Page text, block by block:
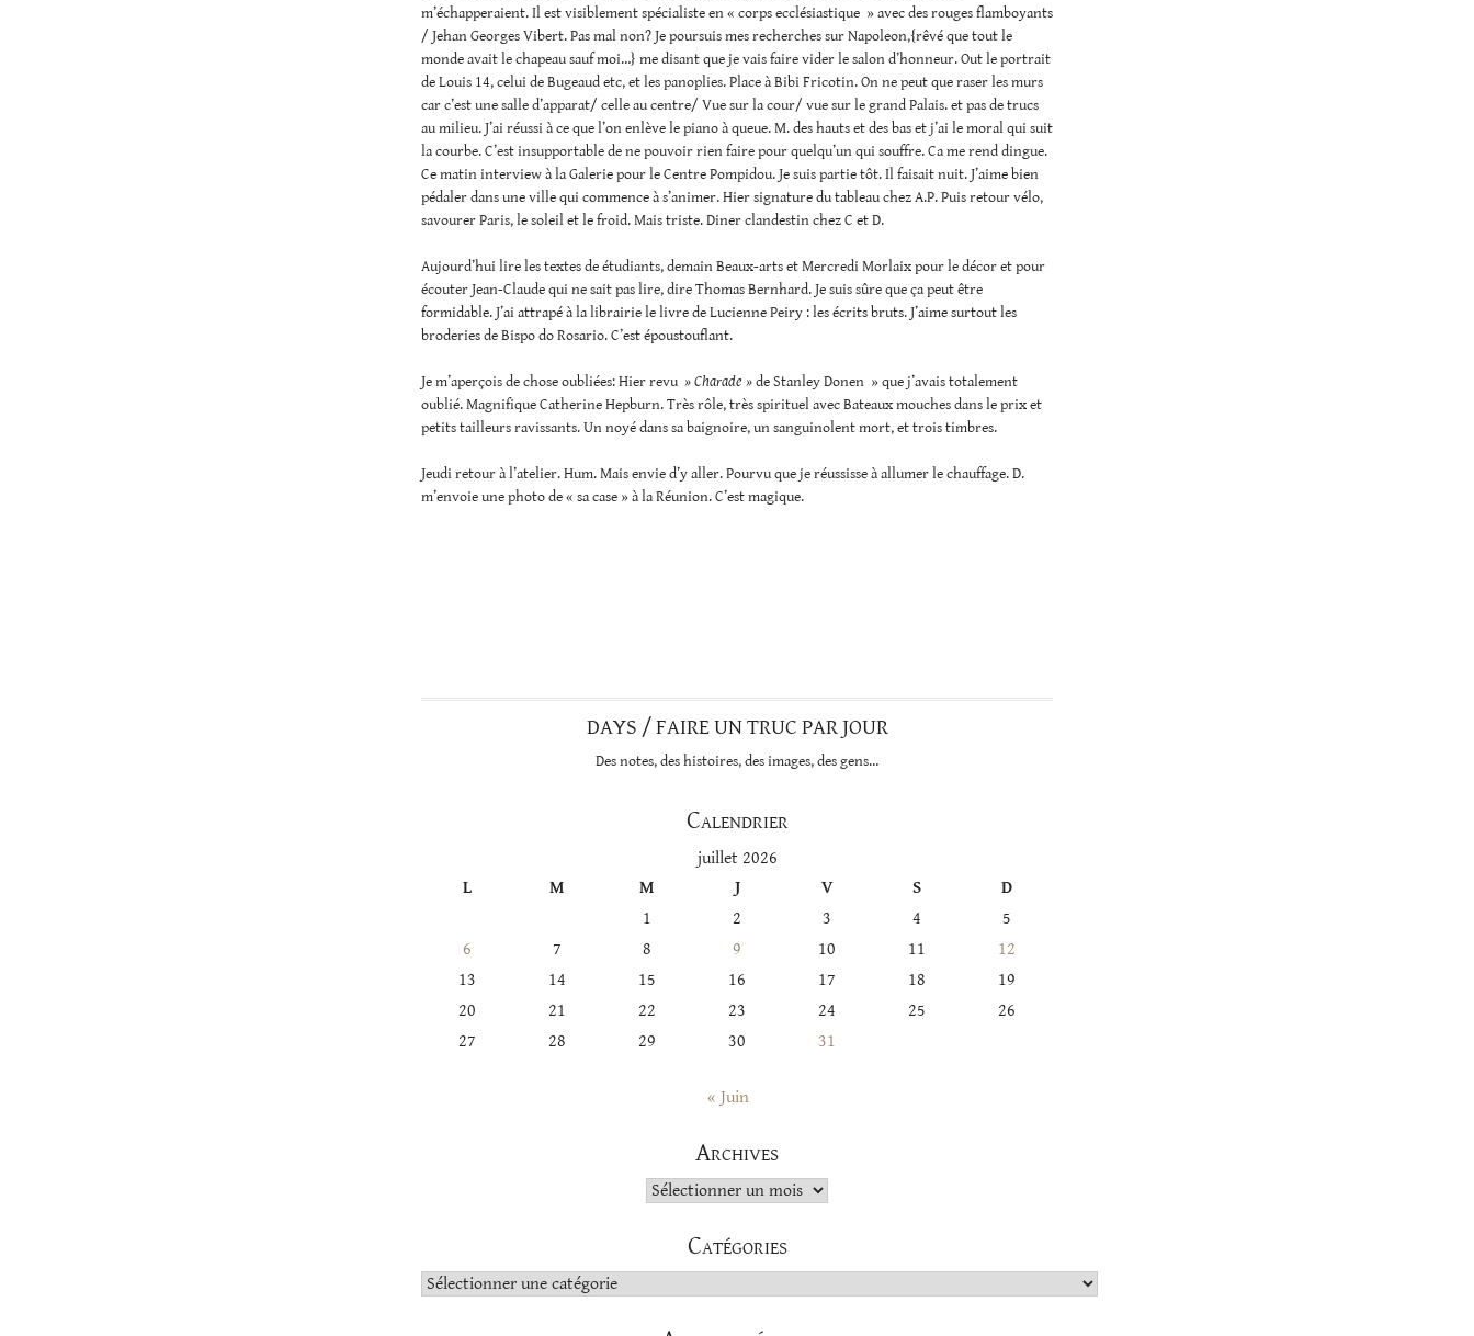
m’échapperaient. Il est visiblement spécialiste en « corps ecclésiastique » avec des rouges flamboyants
/ Jehan Georges Vibert. Pas mal non? Je poursuis mes recherches sur Napoleon,{rêvé que tout le
monde avait le chapeau sauf moi…} me disant que je vais faire vider le salon d’honneur. Out le portrait
de Louis 14, celui de Bugeaud etc, et les panoplies. Place à Bibi Fricotin. On ne peut que raser les murs
car c’est une salle d’apparat/ celle au centre/ Vue sur la cour/ vue sur le grand Palais. et pas de trucs
au milieu. J’ai réussi à ce que l’on enlève le piano à queue. M. des hauts et des bas et j’ai le moral qui suit
la courbe. C’est insupportable de ne pouvoir rien faire pour quelqu’un qui souffre. Ca me rend dingue.
Ce matin interview à la Galerie pour le Centre Pompidou. Je suis partie tôt. Il faisait nuit. J’aime bien
pédaler dans une ville qui commence à s’animer. Hier signature du tableau chez A.P. Puis retour vélo,
savourer Paris, le soleil et le froid. Mais triste. Diner clandestin chez C et D.
Aujourd’hui lire les textes de étudiants, demain Beaux-arts et Mercredi Morlaix pour le décor et pour
écouter Jean-Claude qui ne sait pas lire, dire Thomas Bernhard. Je suis sûre que ça peut être
formidable. J’ai attrapé à la librairie le livre de Lucienne Peiry : les écrits bruts. J’aime surtout les
broderies de Bispo do Rosario. C’est époustouflant.
Je m’aperçois de chose oubliées: Hier revu » Charade »de Stanley Donen » que j’avais totalement
oublié. Magnifique Catherine Hepburn. Très rôle, très spirituel avec Bateaux mouches dans le prix et
petits tailleurs ravissants. Un noyé dans sa baignoire, un sanguinolent mort, et trois timbres.
Jeudi retour à l’atelier. Hum. Mais envie d’y aller. Pourvu que je réussisse à allumer le chauffage. D.
m’envoie une photo de « sa case » à la Réunion. C’est magique.
DAYS / FAIRE UN TRUC PAR JOUR
Des notes, des histoires, des images, des gens…
Calendrier
juillet 2026
L
M M J V S
D
1
2 3 4
5
6
7 8 9 10 11
12
13
14 15 16 17 18
19
20
21 22 23 24 25
26
27
28 29 30 31
« Juin
Archives
Archives
Catégories
Catégories